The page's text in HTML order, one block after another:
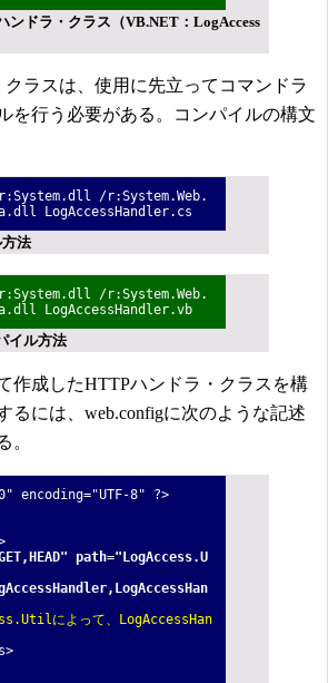
ンドラ・クラス（VB.NET：LogAccess
ラスは、使用に先立ってコマンドラ
を行う必要がある。コンパイルの構文
/r:System.Web.
LogAccessHandler.cs
法
/r:System.Web.
LogAccessHandler.vb
イル方法
作成したHTTPハンドラ・クラスを構
るには、web.configに次のような記述
。
encoding="UTF-8" ?>
path="LogAccess.U
によって、LogAccessHan